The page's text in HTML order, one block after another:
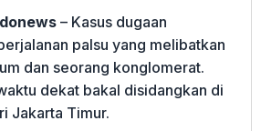
– Kasus dugaan
palsu yang melibatkan
dan seorang konglomerat.
dekat bakal disidangkan di
Jakarta Timur.